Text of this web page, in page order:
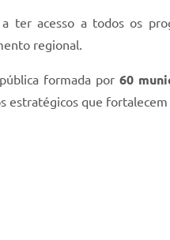
ter acesso a todos os
regional.
formada por 60
estratégicos que